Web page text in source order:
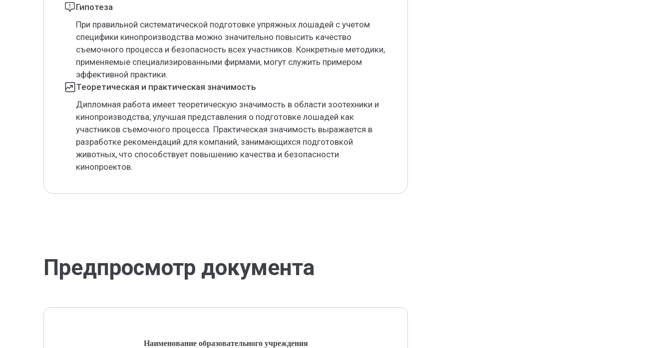
Гипотеза
При правильной систематической подготовке упряжных лошадей с учетом
специфики кинопроизводства можно значительно повысить качество
съемочного процесса и безопасность всех участников. Конкретные методики,
применяемые специализированными фирмами, могут служить примером
эффективной практики.
Теоретическая и практическая значимость
Дипломная работа имеет теоретическую значимость в области зоотехники и
кинопроизводства, улучшая представления о подготовке лошадей как
участников съемочного процесса. Практическая значимость выражается в
разработке рекомендаций для компаний, занимающихся подготовкой
животных, что способствует повышению качества и безопасности
кинопроектов.
Предпросмотр документа
Наименование образовательного учреждения